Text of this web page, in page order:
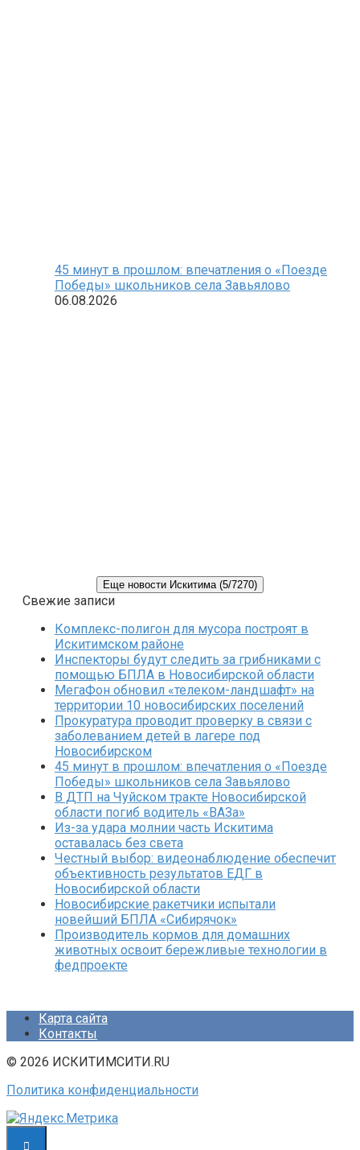
45 минут в прошлом: впечатления о «Поезде
Победы» школьников села Завьялово
06.08.2026
Еще новости Искитима (5/7270)
Свежие записи
Комплекс-полигон для мусора построят в
Искитимском районе
Инспекторы будут следить за грибниками с
помощью БПЛА в Новосибирской области
МегаФон обновил «телеком-ландшафт» на
территории 10 новосибирских поселений
Прокуратура проводит проверку в связи с
заболеванием детей в лагере под
Новосибирском
45 минут в прошлом: впечатления о «Поезде
Победы» школьников села Завьялово
В ДТП на Чуйском тракте Новосибирской
области погиб водитель «ВАЗа»
Из-за удара молнии часть Искитима
оставалась без света
Честный выбор: видеонаблюдение обеспечит
объективность результатов ЕДГ в
Новосибирской области
Новосибирские ракетчики испытали
новейший БПЛА «Сибирячок»
Производитель кормов для домашних
животных освоит бережливые технологии в
федпроекте
Карта сайта
Контакты
© 2026 ИСКИТИМСИТИ.RU
Политика конфиденциальности